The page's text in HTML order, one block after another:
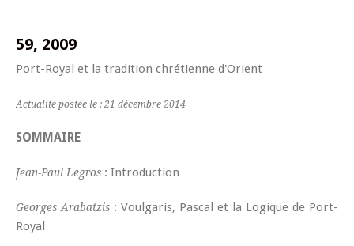
59, 2009
Port-Royal et la tradition chrétienne d'Orient
Actualité postée le : 21 décembre 2014
SOMMAIRE
Jean-Paul Legros : Introduction
Georges Arabatzis : Voulgaris, Pascal et la Logique de Port-
Royal